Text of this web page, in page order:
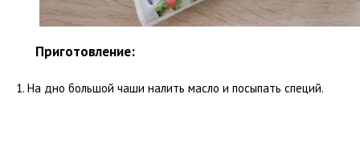
Приготовление:
На дно большой чаши налить масло и посыпать специй.